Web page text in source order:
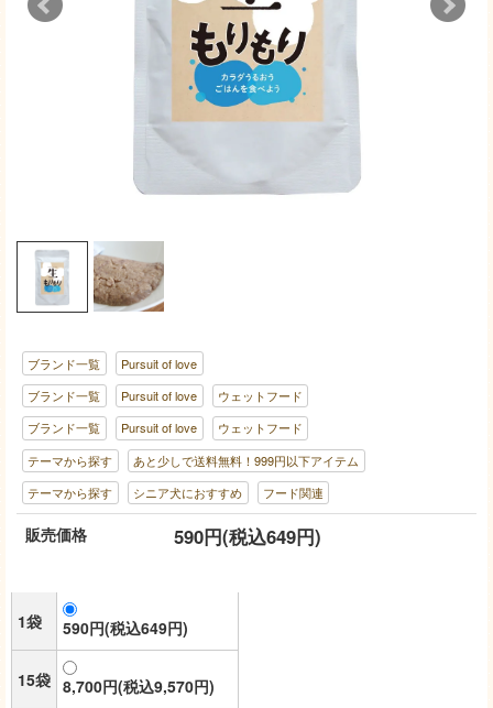
ブランド一覧
Pursuit of love
ブランド一覧
Pursuit of love
ウェットフード
ブランド一覧
Pursuit of love
ウェットフード
テーマから探す
あと少しで送料無料！999円以下アイテム
テーマから探す
シニア犬におすすめ フード関連
販売価格 590円(税込649円)
1袋 590円(税込649円)
15袋 8,700円(税込9,570円)